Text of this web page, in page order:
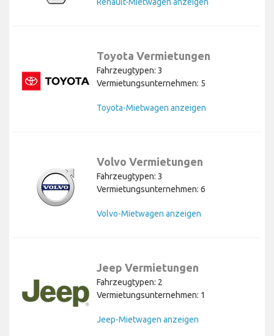
Toyota Vermietungen
Fahrzeugtypen: 3
Vermietungsunternehmen: 5
Toyota-Mietwagen anzeigen
Volvo Vermietungen
Fahrzeugtypen: 3
Vermietungsunternehmen: 6
Volvo-Mietwagen anzeigen
Jeep Vermietungen
Fahrzeugtypen: 2
Vermietungsunternehmen: 1
Jeep-Mietwagen anzeigen